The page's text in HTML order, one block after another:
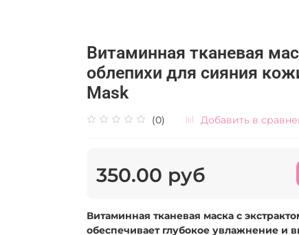
Витаминная тканевая
облепихи для сияния
Mask
(0) Добавить в
350.00 руб
Витаминная тканевая маска с
обеспечивает глубокое увлажнение и